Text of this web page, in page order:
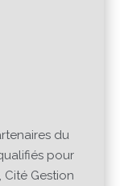
du
pour
Gestion